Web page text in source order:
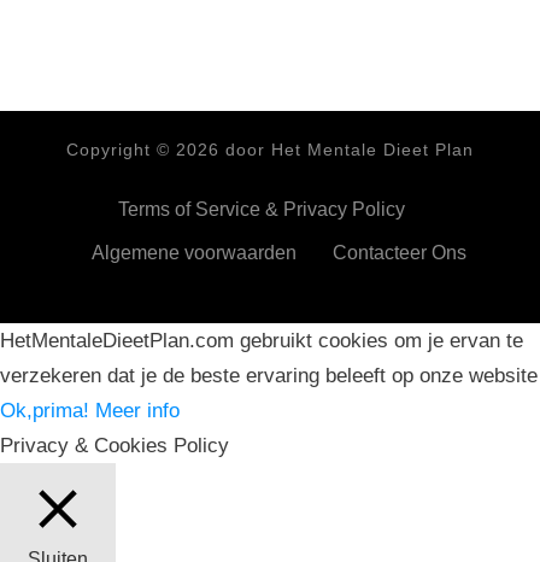
Copyright © 2026 door Het Mentale Dieet Plan
Terms of Service & Privacy Policy
Algemene voorwaarden Contacteer Ons
HetMentaleDieetPlan.com gebruikt cookies om je ervan te
verzekeren dat je de beste ervaring beleeft op onze website
Ok,prima! Meer info
Privacy & Cookies Policy